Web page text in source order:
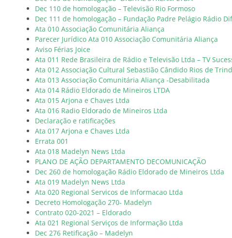
Dec 110 de homologação – Televisão Rio Formoso
Dec 111 de homologação – Fundação Padre Pelágio Rádio
Ata 010 Associação Comunitária Aliança
Parecer Jurídico Ata 010 Associação Comunitária Aliança
Aviso Férias Joice
Ata 011 Rede Brasileira de Rádio e Televisão Ltda – TV
Ata 012 Associação Cultural Sebastião Cândido Rios de
Ata 013 Associação Comunitária Aliança -Desabilitada
Ata 014 Rádio Eldorado de Mineiros LTDA
Ata 015 Arjona e Chaves Ltda
Ata 016 Radio Eldorado de Mineiros Ltda
Declaração e ratificações
Ata 017 Arjona e Chaves Ltda
Errata 001
Ata 018 Madelyn News Ltda
PLANO DE AÇÃO DEPARTAMENTO DECOMUNICAÇÃO
Dec 260 de homologação Rádio Eldorado de Mineiros Ltda
Ata 019 Madelyn News Ltda
Ata 020 Regional Servicos de Informacao Ltda
Decreto Homologação 270- Madelyn
Contrato 020-2021 – Eldorado
Ata 021 Regional Serviços de Informação Ltda
Dec 276 Retificação – Madelyn